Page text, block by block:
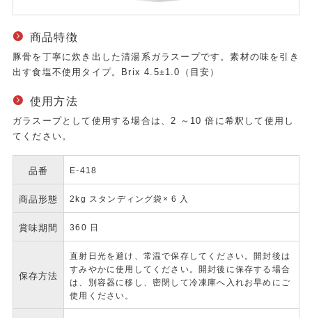
商品特徴
豚骨を丁寧に炊き出した清湯系ガラスープです。素材の味を引き
出す食塩不使用タイプ。Brix 4.5±1.0（目安）
使用方法
ガラスープとして使用する場合は、2 ～10 倍に希釈して使用し
てください。
品番 E-418
商品形態 2kg スタンディング袋× 6 入
賞味期間 360 日
保存方法
直射日光を避け、常温で保存してください。開封後は
すみやかに使用してください。開封後に保存する場合
は、別容器に移し、密閉して冷凍庫へ入れお早めにご
使用ください。